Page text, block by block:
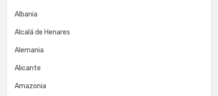
Albania
Alcalá de Henares
Alemania
Alicante
Amazonia